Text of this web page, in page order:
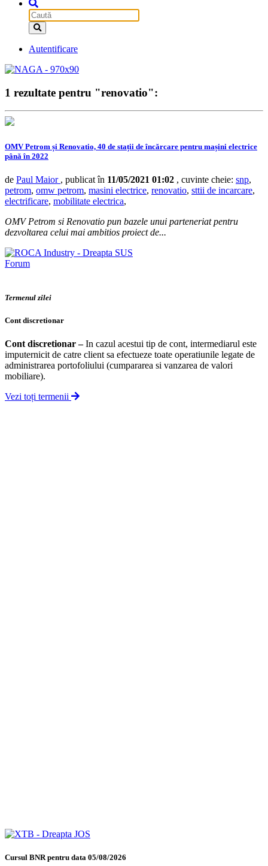
Autentificare
1 rezultate pentru "renovatio":
OMV Petrom și Renovatio, 40 de stații de încărcare pentru mașini electrice
până în 2022
de Paul Maior , publicat în 11/05/2021 01:02 , cuvinte cheie: snp,
petrom, omw petrom, masini electrice, renovatio, sttii de incarcare,
electrificare, mobilitate electrica,
OMV Petrom si Renovatio pun bazele unui parteneriat pentru
dezvoltarea celui mai ambitios proiect de...
Forum
Termenul zilei
Cont discretionar
Cont discretionar –In cazul acestui tip de cont, intermediarul este
imputernicit de catre client sa efectueze toate operatiunile legate de
administrarea portofoliului (cumpararea si vanzarea de valori
mobiliare).
Vezi toți termenii
Cursul BNR pentru data 05/08/2026